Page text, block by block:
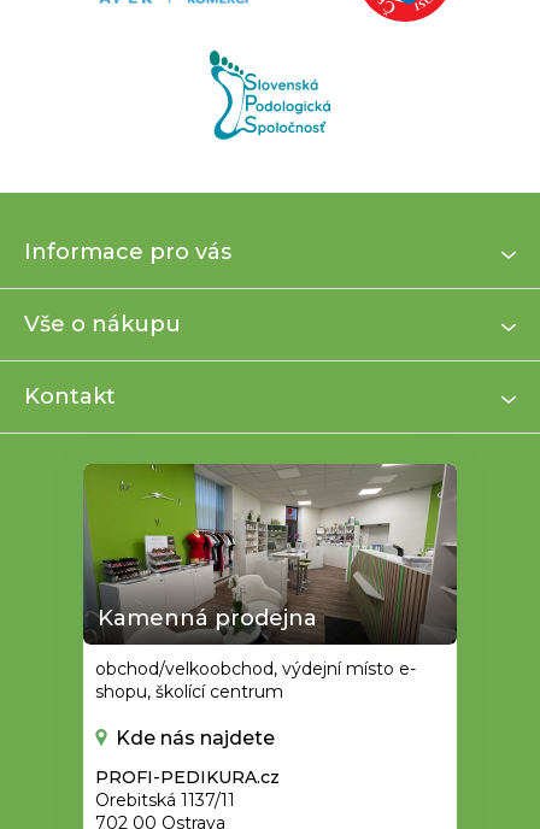
p
t
Informace pro vás
Vše o nákupu
Kontakt
Kamenná prodejna
obchod/velkoobchod, výdejní místo e-
shopu, školící centrum
Kde nás najdete
PROFI-PEDIKURA.cz
Orebitská 1137/11
702 00 Ostrava